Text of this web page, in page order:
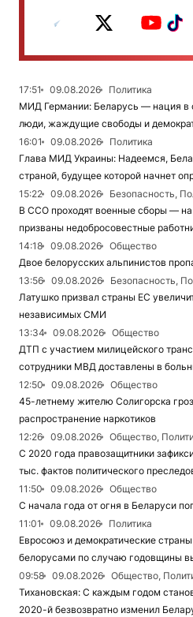
17:51 09.08.2026
Политика
МИД Германии: Беларусь — нация в
люди, жаждущие свободы и
16:01
09.08.2026
Политика
Глава МИД Украины: Надеемся,
страной, будущее которой начнет
15:22
09.08.2026
Безопасность,
В ССО проходят военные сборы —
призваны недобросовестные
14:18
09.08.2026
Общество
Двое белорусских альпинистов
13:56
09.08.2026
Безопасность,
Латушко призвал страны ЕС
независимых СМИ
13:34
09.08.2026
Общество
ДТП с участием милицейского
сотрудники МВД доставлены в
12:50
09.08.2026
Общество
45-летнему жителю Солигорска
распространение наркотиков
12:26
09.08.2026
Общество,
С 2020 года правозащитники
тыс. фактов политического
11:50
09.08.2026
Общество
С начала года от огня в Беларуси
11:01
09.08.2026
Политика
Евросоюз и демократические
белорусами по случаю годовщины
09:58
09.08.2026
Общество,
Тихановская: С каждым годом
2020-й безвозвратно изменил